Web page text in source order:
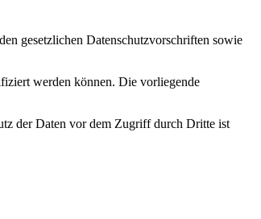
gesetzlichen Datenschutzvorschriften sowie
werden können. Die vorliegende
der Daten vor dem Zugriff durch Dritte ist